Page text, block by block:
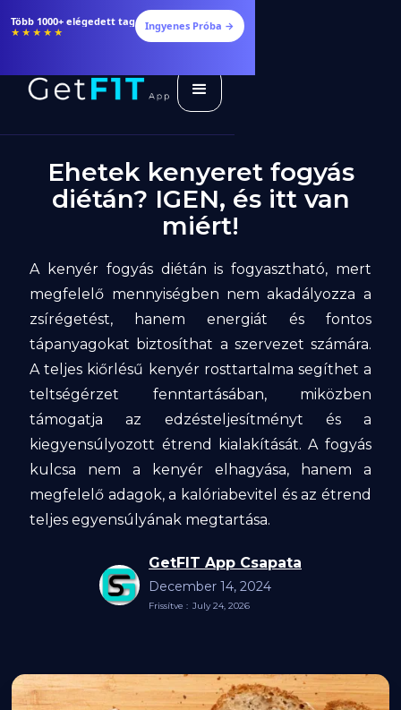
Étrendek, receptek és edzéstervek
★★★★★ Ingyenes Próba →
Ehetek kenyeret fogyás
diétán? IGEN, és itt van
miért!
A kenyér fogyás diétán is fogyasztható, mert
megfelelő mennyiségben nem akadályozza a
zsírégetést, hanem energiát és fontos
tápanyagokat biztosíthat a szervezet számára.
A teljes kiőrlésű kenyér rosttartalma segíthet a
teltségérzet fenntartásában, miközben
támogatja az edzésteljesítményt és a
kiegyensúlyozott étrend kialakítását. A fogyás
kulcsa nem a kenyér elhagyása, hanem a
megfelelő adagok, a kalóriabevitel és az étrend
teljes egyensúlyának megtartása.
GetFIT App Csapata
December 14, 2024
Frissítve : July 24, 2026